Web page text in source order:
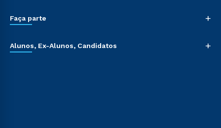
Faça parte +
Alunos, Ex-Alunos, Candidatos +